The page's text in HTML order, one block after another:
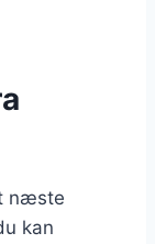
næste
kan